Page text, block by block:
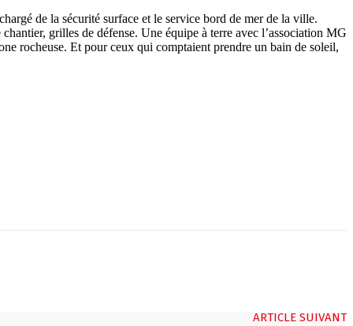
de la sécurité surface et le service bord de mer de la ville.
grilles de défense. Une équipe à terre avec l’association MG
rocheuse. Et pour ceux qui comptaient prendre un bain de soleil,
ARTICLE SUIVANT